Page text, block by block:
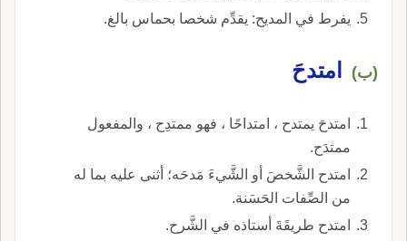
يفرط في المديح: يقدِّم شخصا بحماس بالغ.
(ب) امتدحَ
امتدحَ يمتدح ، امتداحًا ، فهو ممتدِح ، والمفعول
ممتدَح.
امتدح الشَّخصَ أو الشَّيءَ مَدحَه؛ أثنى عليه بما له
من الصِّفات الحَسَنة.
امتدح طريقَةَ أستاذه في الشَّرح.